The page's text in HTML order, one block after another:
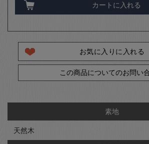
カートに入れる
お気に入りに入れる
この商品についてのお問い
素地
天然木